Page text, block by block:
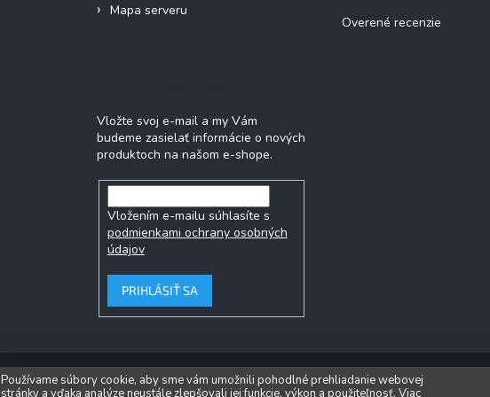
Používame súbory cookie, aby sme vám umožnili pohodlné prehliadanie webovej
stránky a vďaka analýze neustále zlepšovali jej funkcie, výkon a použiteľnosť. Viac
Mapa serveru
Overené recenzie
Vložte svoj e-mail a my Vám
budeme zasielať informácie o nových
produktoch na našom e-shope.
Vložením e-mailu súhlasíte s
podmienkami ochrany osobných
údajov
PRIHLÁSIŤ SA
Copyright 2026 Popkornovač.sk. Všetky práva vyhradené.Upraviť